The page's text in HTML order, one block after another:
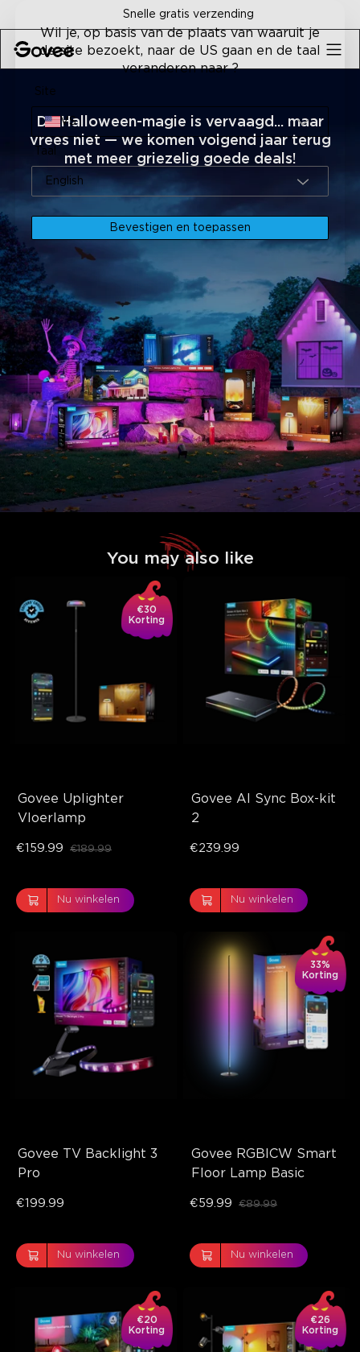
Snelle gratis verzending
De Halloween-magie is vervaagd... maar
vrees niet — we komen volgend jaar terug
met meer griezelig goede deals!
You may also like
Govee Uplighter
Vloerlamp
€30
Korting
€159.99 €189.99
Nu winkelen
Govee AI Sync Box-kit
2
€239.99
Nu winkelen
Govee TV Backlight 3
Pro
€199.99
Nu winkelen
Govee RGBICW Smart
Floor Lamp Basic
33%
Korting
€59.99 €89.99
Nu winkelen
€20
Korting
€26
Korting
Wil je, op basis van de plaats van waaruit je
de site bezoekt, naar de US gaan en de taal
veranderen naar ?
Site
VS
Taal
English
Bevestigen en toepassen